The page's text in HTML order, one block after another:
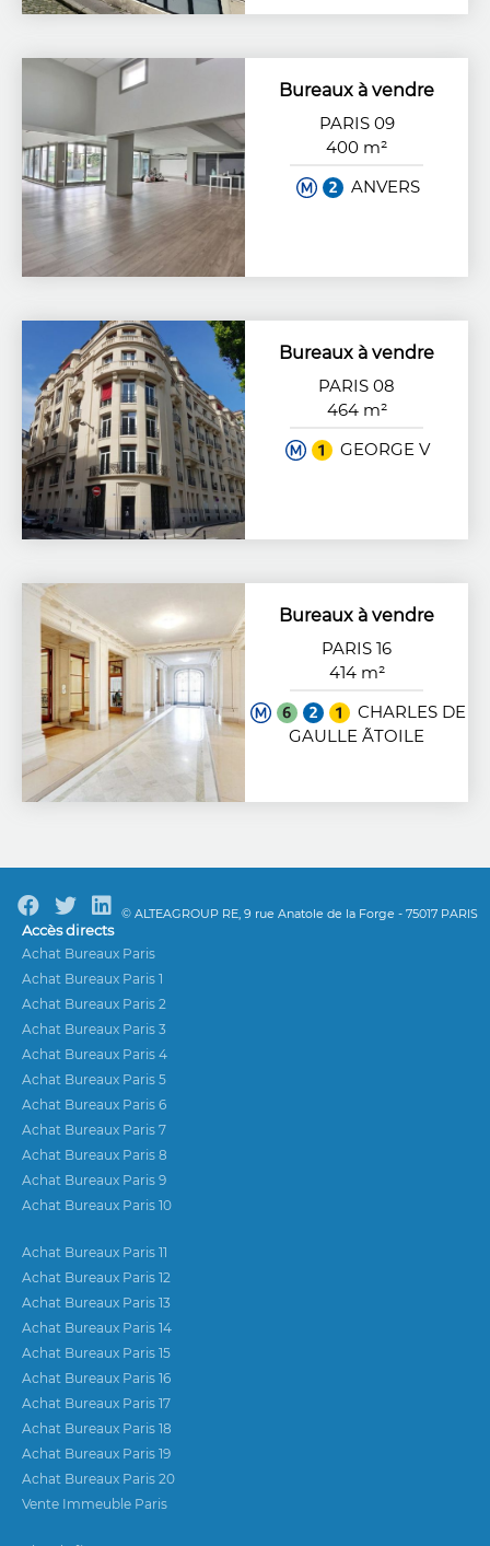
Bureaux à vendre
PARIS 09
400 m²
ANVERS
Bureaux à vendre
PARIS 08
464 m²
GEORGE V
Bureaux à vendre
PARIS 16
414 m²
CHARLES DE
GAULLE ÃTOILE
© ALTEAGROUP RE, 9 rue Anatole de la Forge - 75017 PARIS
Accès directs
Achat Bureaux Paris
Achat Bureaux Paris 1
Achat Bureaux Paris 2
Achat Bureaux Paris 3
Achat Bureaux Paris 4
Achat Bureaux Paris 5
Achat Bureaux Paris 6
Achat Bureaux Paris 7
Achat Bureaux Paris 8
Achat Bureaux Paris 9
Achat Bureaux Paris 10
Achat Bureaux Paris 11
Achat Bureaux Paris 12
Achat Bureaux Paris 13
Achat Bureaux Paris 14
Achat Bureaux Paris 15
Achat Bureaux Paris 16
Achat Bureaux Paris 17
Achat Bureaux Paris 18
Achat Bureaux Paris 19
Achat Bureaux Paris 20
Vente Immeuble Paris